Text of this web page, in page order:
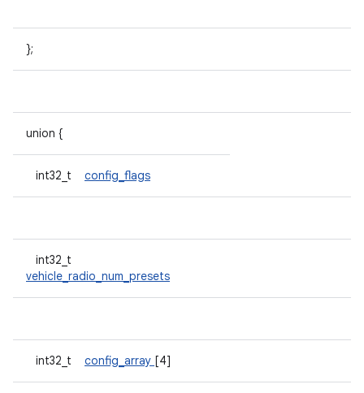
};
union {
int32_t config_flags
int32_t
vehicle_radio_num_presets
int32_t config_array [4]